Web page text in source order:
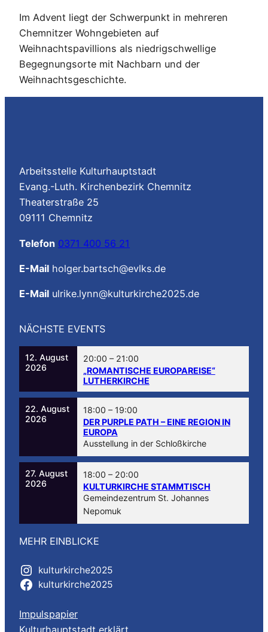
Im Advent liegt der Schwerpunkt in mehreren
Chemnitzer Wohngebieten auf
Weihnachtspavillions als niedrigschwellige
Begegnungsorte mit Nachbarn und der
Weihnachtsgeschichte.
Arbeitsstelle Kulturhauptstadt
Evang.-Luth. Kirchenbezirk Chemnitz
Theaterstraße 25
09111 Chemnitz
Telefon 0371 400 56 21
E-Mail holger.bartsch@evlks.de
E-Mail ulrike.lynn@kulturkirche2025.de
NÄCHSTE EVENTS
12. August
2026
20:00 –21:00
„ROMANTISCHE EUROPAREISE“
LUTHERKIRCHE
22. August
2026
18:00 –19:00
DER PURPLE PATH – EINE REGION IN
EUROPA
Ausstellung in der Schloßkirche
27. August
2026
18:00 –20:00
KULTURKIRCHE STAMMTISCH
Gemeindezentrum St. Johannes
Nepomuk
MEHR EINBLICKE
kulturkirche2025
kulturkirche2025
Impulspapier